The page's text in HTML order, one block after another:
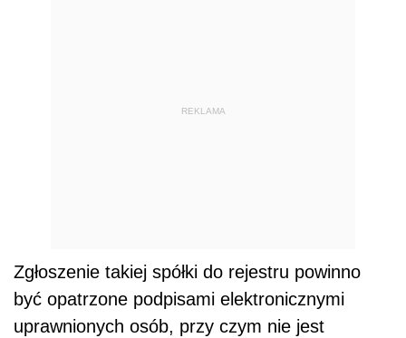
REKLAMA
Zgłoszenie takiej spółki do rejestru powinno
być opatrzone podpisami elektronicznymi
uprawnionych osób, przy czym nie jest